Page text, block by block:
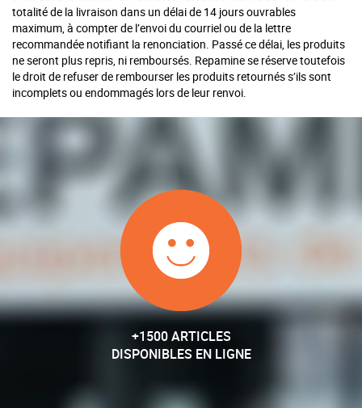
totalité de la livraison dans un délai de 14 jours ouvrables
maximum, à compter de l’envoi du courriel ou de la lettre
recommandée notifiant la renonciation. Passé ce délai, les produits
ne seront plus repris, ni remboursés. Repamine se réserve toutefois
le droit de refuser de rembourser les produits retournés s’ils sont
incomplets ou endommagés lors de leur renvoi.
+1500 ARTICLES
DISPONIBLES EN LIGNE